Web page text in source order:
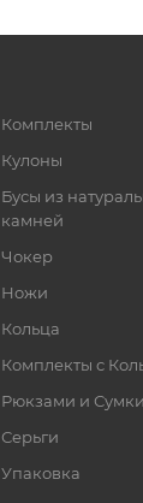
Комплекты
Кулоны
Бусы из
камней
Чокер
Ножи
Кольца
Комплекты с
Рюкзами и Сумки
Серьги
Упаковка